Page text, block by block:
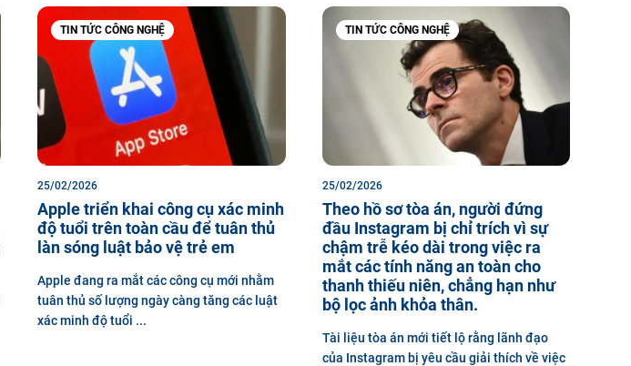
TIN TỨC CÔNG NGHỆ
25/02/2026
Apple triển khai công cụ xác minh
độ tuổi trên toàn cầu để tuân thủ
làn sóng luật bảo vệ trẻ em
Apple đang ra mắt các công cụ mới nhằm
tuân thủ số lượng ngày càng tăng các luật
xác minh độ tuổi ...
TIN TỨC CÔNG NGHỆ
25/02/2026
Theo hồ sơ tòa án, người đứng
đầu Instagram bị chỉ trích vì sự
chậm trễ kéo dài trong việc ra
mắt các tính năng an toàn cho
thanh thiếu niên, chẳng hạn như
bộ lọc ảnh khỏa thân.
Tài liệu tòa án mới tiết lộ rằng lãnh đạo
của Instagram bị yêu cầu giải thích về việc